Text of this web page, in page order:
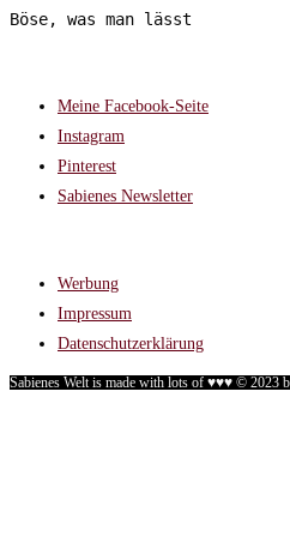
Böse, was man lässt
Meine Facebook-Seite
Instagram
Pinterest
Sabienes Newsletter
Werbung
Impressum
Datenschutzerklärung
Sabienes Welt is made with lots of ♥♥♥ © 2023